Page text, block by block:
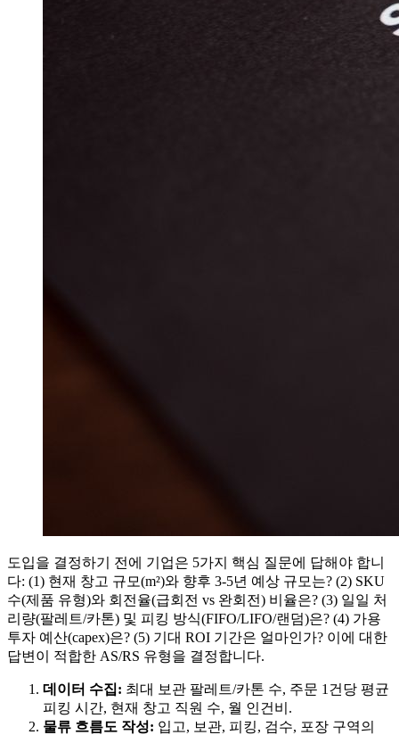
도입을 결정하기 전에 기업은 5가지 핵심 질문에 답해야 합니
다: (1) 현재 창고 규모(m²)와 향후 3-5년 예상 규모는? (2) SKU
수(제품 유형)와 회전율(급회전 vs 완회전) 비율은? (3) 일일 처
리량(팔레트/카톤) 및 피킹 방식(FIFO/LIFO/랜덤)은? (4) 가용
투자 예산(capex)은? (5) 기대 ROI 기간은 얼마인가? 이에 대한
답변이 적합한 AS/RS 유형을 결정합니다.
데이터 수집: 최대 보관 팔레트/카톤 수, 주문 1건당 평균
피킹 시간, 현재 창고 직원 수, 월 인건비.
물류 흐름도 작성: 입고, 보관, 피킹, 검수, 포장 구역의